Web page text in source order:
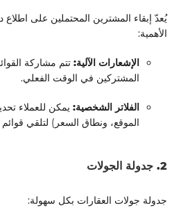
يُعدّ إبقاء المشترين المحتملين على اطلاع
الأهمية:
الإشعارات الآلية: تتم مشاركة
المشتركين في الوقت الفعلي.
الفلاتر الشخصية: يمكن للعملاء
الموقع، ونطاق السعر) لتلقي
2. جدولة الجولات
جدولة جولات العقارات بكل سهولة: